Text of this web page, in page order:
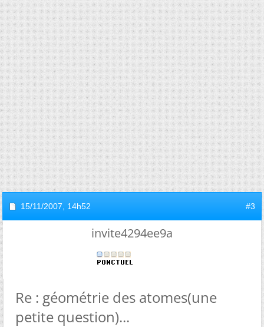
15/11/2007, 14h52 #3
invite4294ee9a
Re : géométrie des atomes(une
petite question)...